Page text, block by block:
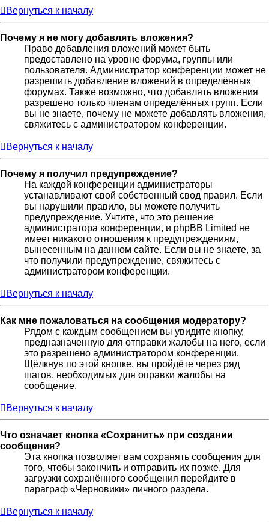
Вернуться к началу
Почему я не могу добавлять вложения?
Право добавления вложений может быть
предоставлено на уровне форума, группы или
пользователя. Администратор конференции может не
разрешить добавление вложений в определённых
форумах. Также возможно, что добавлять вложения
разрешено только членам определённых групп. Если
вы не знаете, почему не можете добавлять вложения,
свяжитесь с администратором конференции.
Вернуться к началу
Почему я получил предупреждение?
На каждой конференции администраторы
устанавливают свой собственный свод правил. Если
вы нарушили правило, вы можете получить
предупреждение. Учтите, что это решение
администратора конференции, и phpBB Limited не
имеет никакого отношения к предупреждениям,
вынесенным на данном сайте. Если вы не знаете, за
что получили предупреждение, свяжитесь с
администратором конференции.
Вернуться к началу
Как мне пожаловаться на сообщения модератору?
Рядом с каждым сообщением вы увидите кнопку,
предназначенную для отправки жалобы на него, если
это разрешено администратором конференции.
Щёлкнув по этой кнопке, вы пройдёте через ряд
шагов, необходимых для оправки жалобы на
сообщение.
Вернуться к началу
Что означает кнопка «Сохранить» при создании
сообщения?
Эта кнопка позволяет вам сохранять сообщения для
того, чтобы закончить и отправить их позже. Для
загрузки сохранённого сообщения перейдите в
параграф «Черновики» личного раздела.
Вернуться к началу